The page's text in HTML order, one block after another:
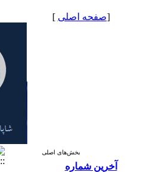
[صفحه اصلی ]
بخش‌های اصلی
آخرین شماره